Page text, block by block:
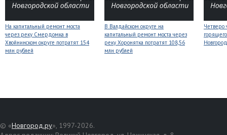
На капитальный ремонт моста
через реку Смердомка в
Хвойнинском округе потратят 154
млн рублей
В Валдайском округе на
капитальный ремонт моста через
реку Хоронятка потратят 108,56
млн рублей
Четверо
© «Новгород.ру», 1997-2026.